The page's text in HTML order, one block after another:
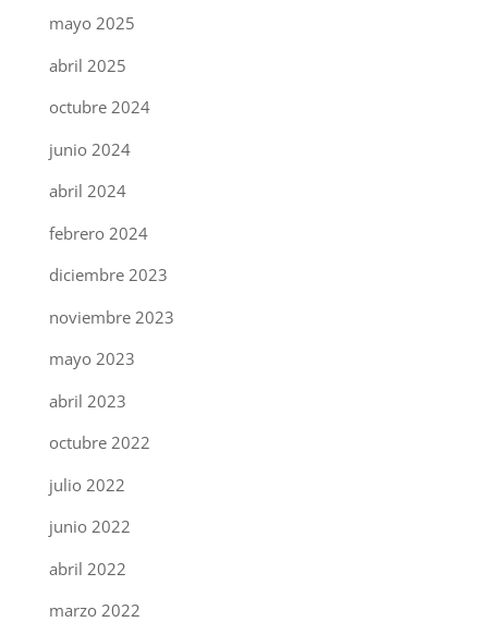
mayo 2025
abril 2025
octubre 2024
junio 2024
abril 2024
febrero 2024
diciembre 2023
noviembre 2023
mayo 2023
abril 2023
octubre 2022
julio 2022
junio 2022
abril 2022
marzo 2022